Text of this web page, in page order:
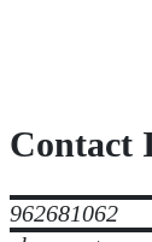
Contact
962681062